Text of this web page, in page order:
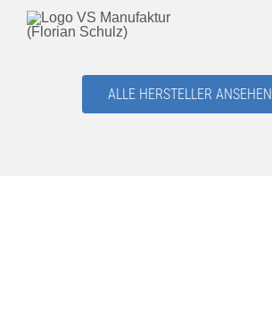
ALLE HERSTELLER ANSEHEN